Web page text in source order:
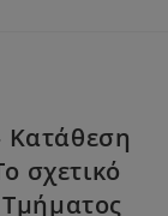
Κατάθεση
σχετικό